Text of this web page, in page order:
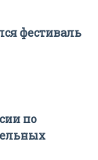
фестиваль
по